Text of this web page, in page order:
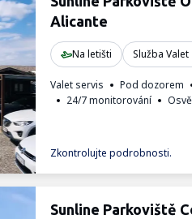
Alicante
Na letišti Služba Valet
Valet servis Pod dozorem
24/7 monitorování
Zkontrolujte podrobnosti.
Sunline Parkoviště